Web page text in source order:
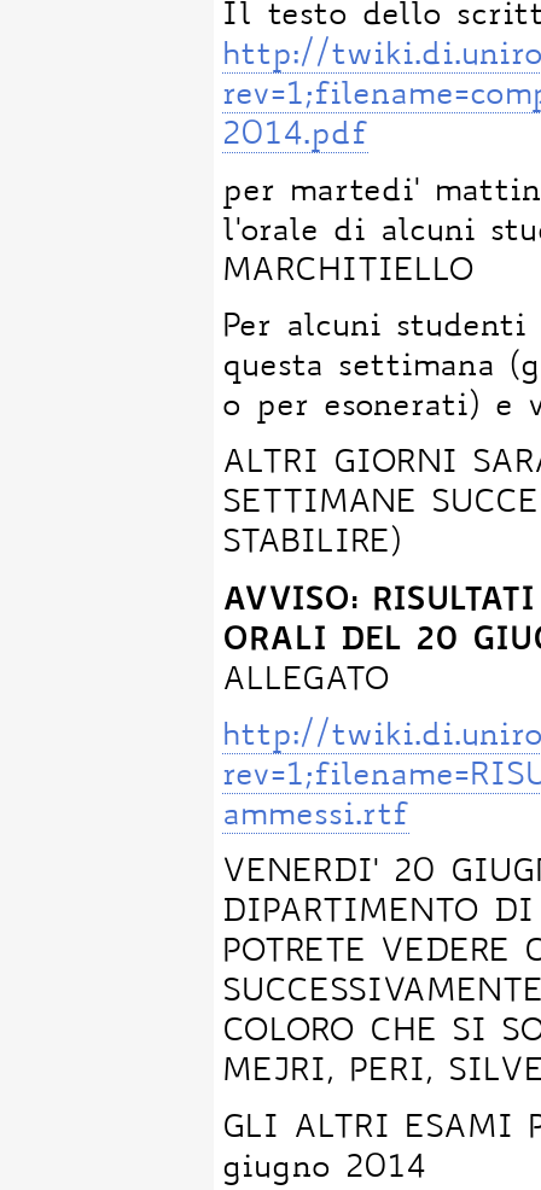
Il testo dello
http://
2014.pdf
per martedi'
l'orale di alcuni
MARCHITIELLO
Per alcuni
questa settimana
o per esonerati) e
ALTRI GIORNI
SETTIMANE
STABILIRE)
AVVISO:
ORALI DEL 20
ALLEGATO
http://
ammessi.rtf
VENERDI' 20
DIPARTIMENTO
POTRETE
COLORO CHE SI
MEJRI, PERI,
GLI ALTRI ESAMI
giugno 2014